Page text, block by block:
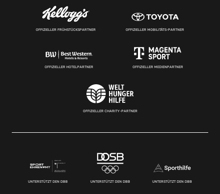
OFFIZIELLER FRÜHSTÜCKSPARTNER OFFIZIELLER MOBILITÄTS-PARTNER
OFFIZIELLER HOTELPARTNER OFFIZIELLER MEDIENPARTNER
OFFIZIELLER CHARITY-PARTNER
UNTERSTÜTZT DEN DBB UNTERSTÜTZT DEN DBB UNTERSTÜTZT DEN DBB